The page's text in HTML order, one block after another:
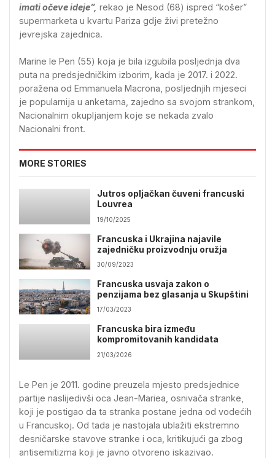
imati očeve ideje”, rekao je Nesod (68) ispred “košer”
supermarketa u kvartu Pariza gdje živi pretežno
jevrejska zajednica.
Marine le Pen (55) koja je bila izgubila posljednja dva
puta na predsjedničkim izborim, kada je 2017. i 2022.
poražena od Emmanuela Macrona, posljednjih mjeseci
je popularnija u anketama, zajedno sa svojom strankom,
Nacionalnim okupljanjem koje se nekada zvalo
Nacionalni front.
MORE STORIES
Jutros opljačkan čuveni francuski
Louvrea
19/10/2025
Francuska i Ukrajina najavile
zajedničku proizvodnju oružja
30/09/2023
Francuska usvaja zakon o
penzijama bez glasanja u Skupštini
17/03/2023
Francuska bira između
kompromitovanih kandidata
21/03/2026
Le Pen je 2011. godine preuzela mjesto predsjednice
partije naslijedivši oca Jean-Mariea, osnivača stranke,
koji je postigao da ta stranka postane jedna od vodećih
u Francuskoj. Od tada je nastojala ublažiti ekstremno
desničarske stavove stranke i oca, kritikujući ga zbog
antisemitizma koji je javno otvoreno iskazivao.